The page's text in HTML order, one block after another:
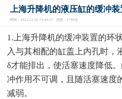
上海升降机的液压缸的缓冲
时间：2022-12-30 13:49:15 浏览：1790次
1.上海升降机的缓冲装置的环
入与其相配的缸盖上内孔时，
δ才能排出，使活塞速度降低
冲作用不可调，且随活塞速度
减弱。